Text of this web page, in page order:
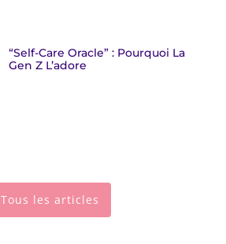
“Self-Care Oracle” : Pourquoi La
Gen Z L’adore
Tous les articles